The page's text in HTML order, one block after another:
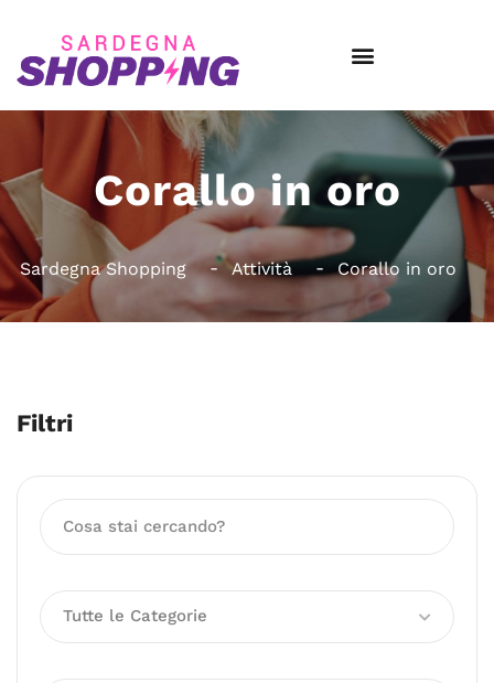
Corallo in oro
Sardegna Shopping Attività Corallo in oro
Filtri
Tutte le Categorie